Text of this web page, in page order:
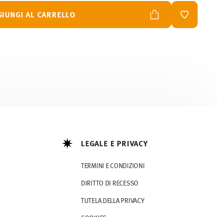
AL CARRELLO LISTA
LEGALE E PRIVACY
TERMINI E CONDIZIONI
DIRITTO DI RECESSO
TUTELA DELLA PRIVACY